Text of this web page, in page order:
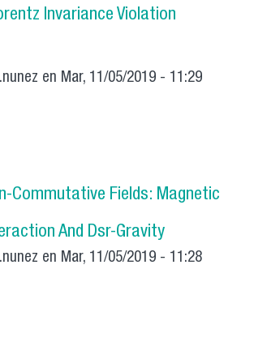
Invariance Violation
en Mar, 11/05/2019 - 11:29
Commutating Fields And Doubly
Relativity As Lorentz Invariance
Approaches
Commutative Fields: Magnetic
And Dsr-Gravity
en Mar, 11/05/2019 - 11:28